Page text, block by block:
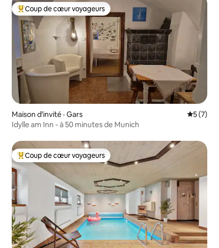
Coup de cœur voyageurs parmi les plus aimés
Coup de cœur voyageurs
Maison d'invité · Gars Note
5 (7)
Idylle am Inn - à 50 minutes de Munich
Coup de cœur voyageurs parmi les plus aimés
Coup de cœur voyageurs